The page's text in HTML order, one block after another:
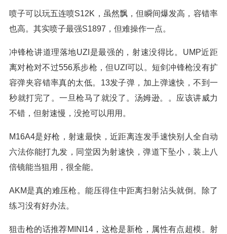
喷子可以玩五连喷S12K，虽然飘，但瞬间爆发高，容错率
也高。其实喷子最强S1897，但难操作一点。
冲锋枪讲道理落地UZI是最强的，射速没得比。UMP近距
离对枪对不过556系步枪，但UZI可以。短剑冲锋枪没有扩
容弹夹容错率真的太低。13发子弹，加上弹速快，不到一
秒就打完了。一旦枪马了就没了。汤姆逊。。应该讲威力
不错，但射速慢，没抢可以用用。
M16A4是好枪，射速最快，近距离连发手速快别人全自动
六法你能打九发，同堂因为射速快，弹道下坠小，装上八
倍镜能当狙用，很全能。
AKM是真的难压枪。能压得住中距离扫射沾头就倒。除了
练习没有好办法。
狙击枪的话推荐MINI14，这枪是新枪，属性有点超模。射